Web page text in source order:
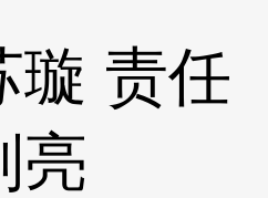
璇 责任
亮